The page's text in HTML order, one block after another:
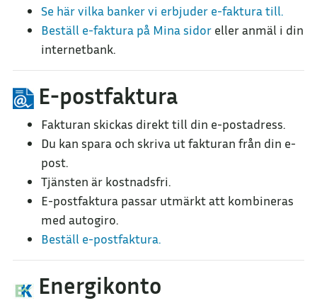
Se här vilka banker vi erbjuder e-faktura till.
Beställ e-faktura på Mina sidor eller anmäl i din
internetbank.
E-postfaktura
Fakturan skickas direkt till din e-postadress.
Du kan spara och skriva ut fakturan från din e-
post.
Tjänsten är kostnadsfri.
E-postfaktura passar utmärkt att kombineras
med autogiro.
Beställ e-postfaktura.
Energikonto